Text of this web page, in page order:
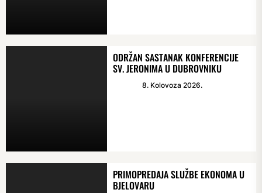
ODRŽAN SASTANAK KONFERENCIJE
SV. JERONIMA U DUBROVNIKU
8. Kolovoza 2026.
PRIMOPREDAJA SLUŽBE EKONOMA U
BJELOVARU